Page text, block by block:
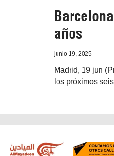
años
junio 19, 2025
Madrid, 19 jun
los próximos